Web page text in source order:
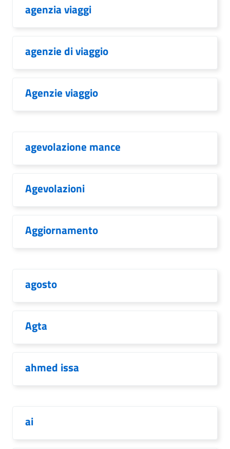
agenzia viaggi
agenzie di viaggio
Agenzie viaggio
agevolazione mance
Agevolazioni
Aggiornamento
agosto
Agta
ahmed issa
ai